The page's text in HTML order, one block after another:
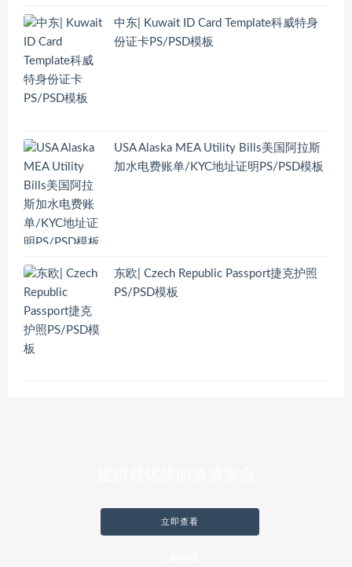
中东| Kuwait ID Card Template科威特身
份证卡PS/PSD模板
USA Alaska MEA Utility Bills美国阿拉斯
加水电费账单/KYC地址证明PS/PSD模板
东欧| Czech Republic Passport捷克护照
PS/PSD模板
立即查看